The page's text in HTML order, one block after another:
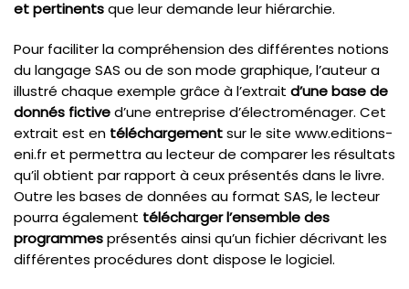
et pertinentsque leur demande leur hiérarchie.
Pour faciliter la compréhension des différentes notions
du langage SAS ou de son mode graphique, l’auteur a
illustré chaque exemple grâce à l’extrait d’une base de
donnés fictived’une entreprise d’électroménager. Cet
extrait est en téléchargementsur le site www.editions-
eni.fr et permettra au lecteur de comparer les résultats
qu’il obtient par rapport à ceux présentés dans le livre.
Outre les bases de données au format SAS, le lecteur
pourra également télécharger l’ensemble des
programmesprésentés ainsi qu’un fichier décrivant les
différentes procédures dont dispose le logiciel.